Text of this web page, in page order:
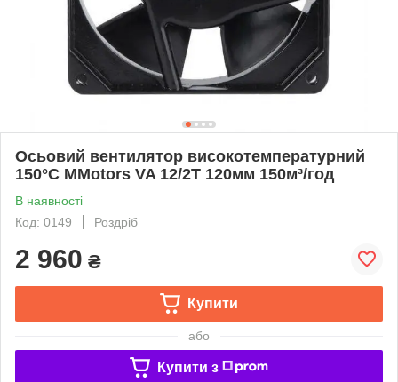
Осьовий вентилятор високотемпературний
150°C MMotors VA 12/2T 120мм 150м³/год
В наявності
Код: 0149
Роздріб
2 960 ₴
Купити
або
Купити з